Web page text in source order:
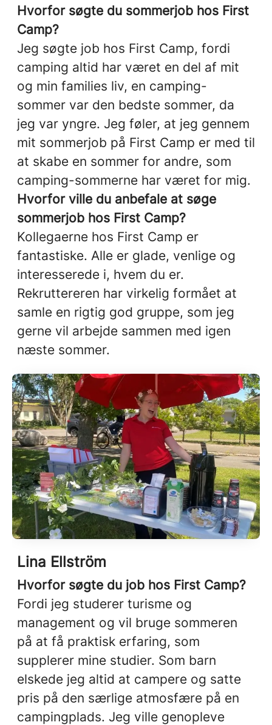
Hvorfor søgte du sommerjob hos First
Camp?
Jeg søgte job hos First Camp, fordi
camping altid har været en del af mit
og min families liv, en camping-
sommer var den bedste sommer, da
jeg var yngre. Jeg føler, at jeg gennem
mit sommerjob på First Camp er med til
at skabe en sommer for andre, som
camping-sommerne har været for mig.
Hvorfor ville du anbefale at søge
sommerjob hos First Camp?
Kollegaerne hos First Camp er
fantastiske. Alle er glade, venlige og
interesserede i, hvem du er.
Rekruttereren har virkelig formået at
samle en rigtig god gruppe, som jeg
gerne vil arbejde sammen med igen
næste sommer.
Lina Ellström
Hvorfor søgte du job hos First Camp?
Fordi jeg studerer turisme og
management og vil bruge sommeren
på at få praktisk erfaring, som
supplerer mine studier. Som barn
elskede jeg altid at campere og satte
pris på den særlige atmosfære på en
campingplads. Jeg ville genopleve